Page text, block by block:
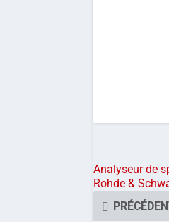
Analyseur de
Rohde &